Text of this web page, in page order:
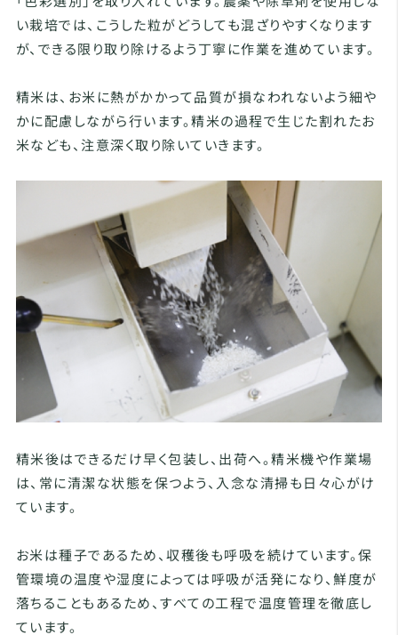
い栽培では、こうした粒がどうしても混ざりやすくなります
が、できる限り取り除けるよう丁寧に作業を進めています。
精米は、お米に熱がかかって品質が損なわれないよう細や
かに配慮しながら行います。精米の過程で生じた割れたお
米なども、注意深く取り除いていきます。
精米後はできるだけ早く包装し、出荷へ。精米機や作業場
は、常に清潔な状態を保つよう、入念な清掃も日々心がけ
ています。
お米は種子であるため、収穫後も呼吸を続けています。保
管環境の温度や湿度によっては呼吸が活発になり、鮮度が
落ちることもあるため、すべての工程で温度管理を徹底し
ています。